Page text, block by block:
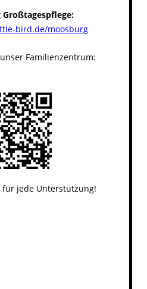
bird.de/moosburg
Familienzentrum:
jede Unterstützung!